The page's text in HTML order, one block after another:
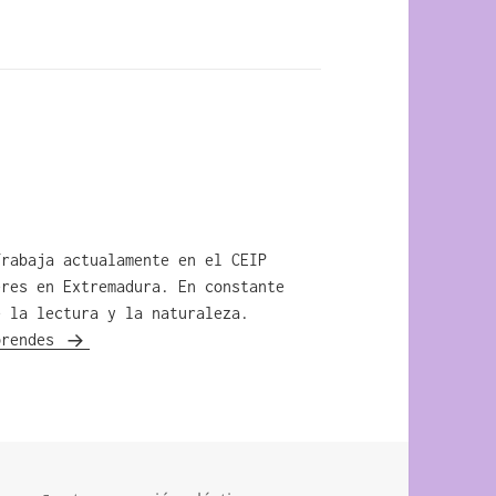
actualamente en el CEIP
en Extremadura. En constante
la lectura y la naturaleza.